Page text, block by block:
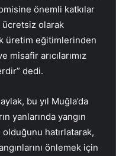
önemli katkılar
ücretsiz olarak
üretim eğitimlerinden
misafir arıcılarımız
dedi.
bu yıl Muğla’da
yanlarında yangın
hatırlatarak,
önlemek için